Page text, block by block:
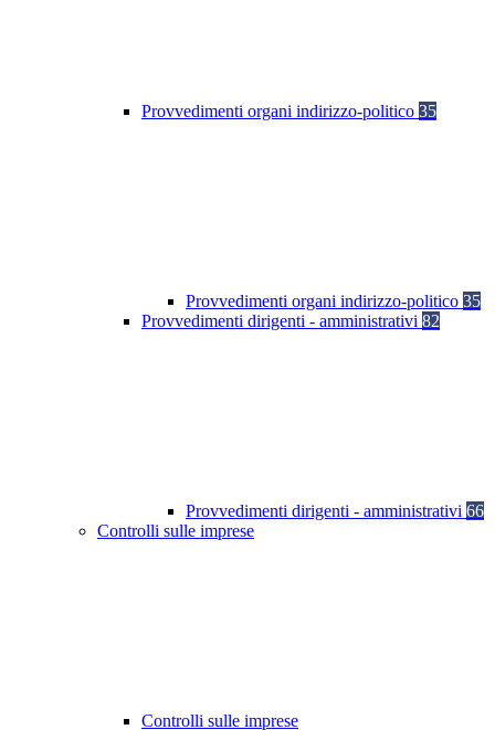
Provvedimenti organi indirizzo-politico 35
Provvedimenti organi indirizzo-politico 35
Provvedimenti dirigenti - amministrativi 82
Provvedimenti dirigenti - amministrativi 66
Controlli sulle imprese
Controlli sulle imprese